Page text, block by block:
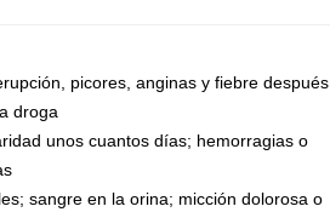
picores, anginas y fiebre después
droga
unos cuantos días; hemorragias o
sangre en la orina; micción dolorosa o